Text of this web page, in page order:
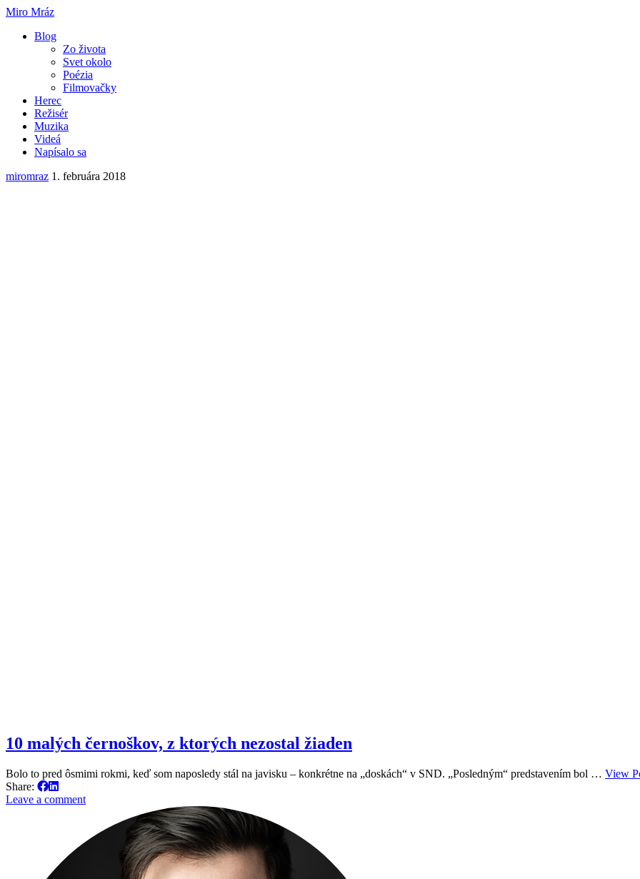
Miro Mráz
Blog
Zo života
Svet okolo
Poézia
Filmovačky
Herec
Režisér
Muzika
Videá
Napísalo sa
miromraz 1. februára 2018
10 malých černoškov, z ktorých nezostal žiaden
Bolo to pred ôsmimi rokmi, keď som naposledy stál na javisku – konkrétne na „doskách“ v SND. „Posledným“ predstavením bol … View
Share:
Leave a comment